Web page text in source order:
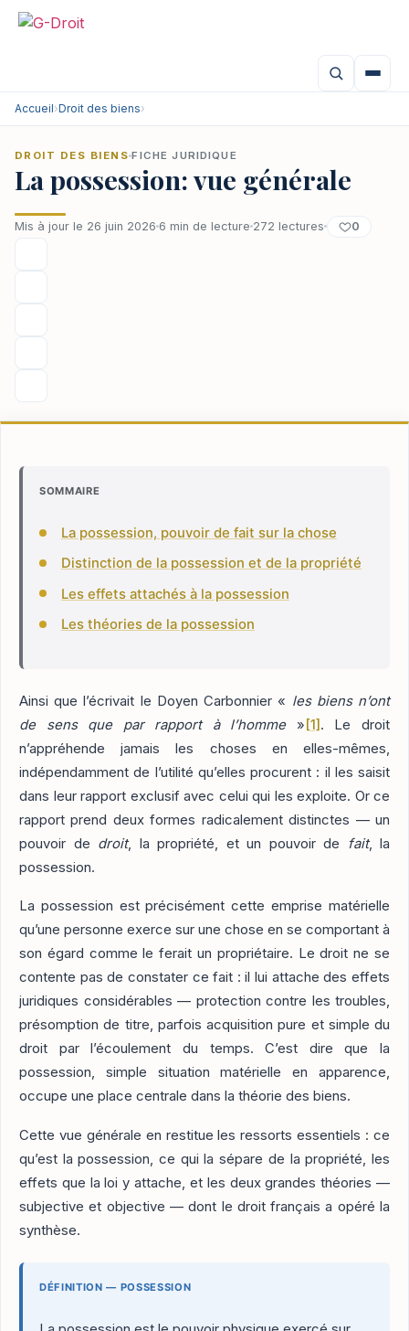
Aller
Accueil›Droit des biens›
DROIT DES BIENS FICHE JURIDIQUE
La possession: vue générale
Mis à jour le 26 juin 2026 6 min de lecture 272 lectures 0
SOMMAIRE
La possession, pouvoir de fait sur la chose
Distinction de la possession et de la propriété
Les effets attachés à la possession
Les théories de la possession
Ainsi que l’écrivait le Doyen Carbonnier « les biens n’ont
de sens que par rapport à l’homme» [1] . Le droit
n’appréhende jamais les choses en elles-mêmes,
indépendamment de l’utilité qu’elles procurent : il les saisit
dans leur rapport exclusif avec celui qui les exploite. Or ce
rapport prend deux formes radicalement distinctes — un
pouvoir de droit, la propriété, et un pouvoir de fait, la
possession.
La possession est précisément cette emprise matérielle
qu’une personne exerce sur une chose en se comportant à
son égard comme le ferait un propriétaire. Le droit ne se
contente pas de constater ce fait : il lui attache des effets
juridiques considérables — protection contre les troubles,
présomption de titre, parfois acquisition pure et simple du
droit par l’écoulement du temps. C’est dire que la
possession, simple situation matérielle en apparence,
occupe une place centrale dans la théorie des biens.
Cette vue générale en restitue les ressorts essentiels : ce
qu’est la possession, ce qui la sépare de la propriété, les
effets que la loi y attache, et les deux grandes théories —
subjective et objective — dont le droit français a opéré la
synthèse.
DÉFINITION — POSSESSION